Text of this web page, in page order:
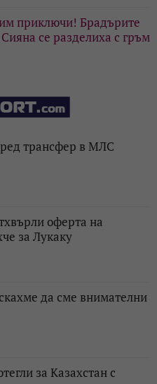
приключи! Брадърите
се разделиха с гръм
трансфер в МЛС
оферта на
за Лукаку
да сме внимателни
за Казахстан с